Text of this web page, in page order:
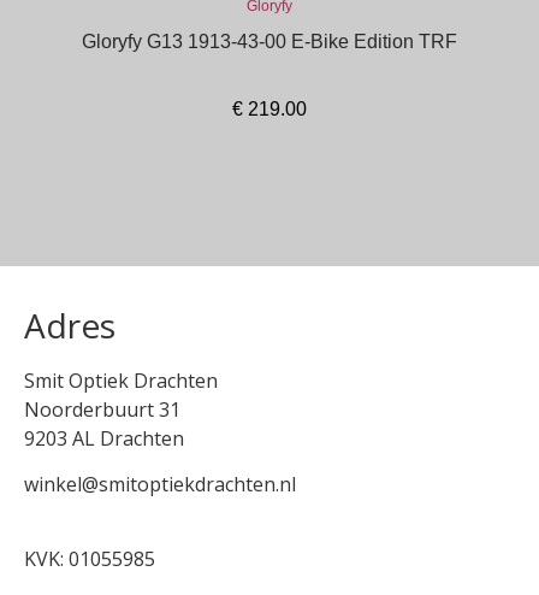
Gloryfy
Gloryfy G13 1913-43-00 E-Bike Edition TRF
€ 219.00
Adres
Smit Optiek Drachten
Noorderbuurt 31
9203 AL Drachten
winkel@smitoptiekdrachten.nl
KVK: 01055985